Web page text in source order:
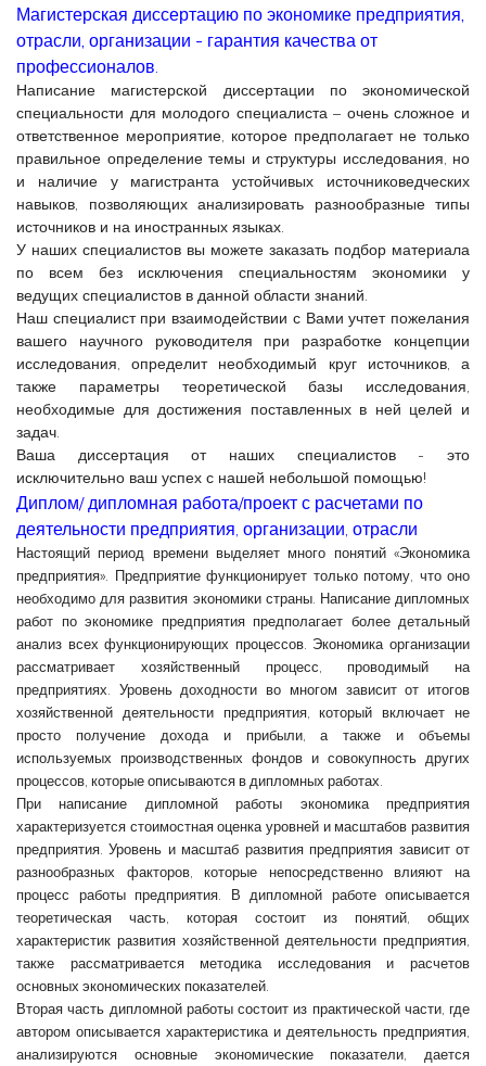
Магистерская диссертацию по экономике предприятия,
отрасли, организации - гарантия качества от
профессионалов
Написание магистерской диссертации по экономической
специальности для молодого специалиста – очень сложное и
ответственное мероприятие, которое предполагает не только
правильное определение темы и структуры исследования, но
и наличие у магистранта устойчивых источниковедческих
навыков, позволяющих анализировать разнообразные типы
источников и на иностранных языках.
У наших специалистов вы можете заказать подбор материала
по всем без исключения специальностям экономики у
ведущих специалистов в данной области знаний.
Наш специалист при взаимодействии с Вами учтет пожелания
вашего научного руководителя при разработке концепции
исследования, определит необходимый круг источников, а
также параметры теоретической базы исследования,
необходимые для достижения поставленных в ней целей и
задач.
Ваша диссертация от наших специалистов - это
исключительно ваш успех с нашей небольшой помощью!
Диплом/ дипломная работа/проект с расчетами по
деятельности предприятия, организации, отрасли
Настоящий период времени выделяет много понятий «Экономика
предприятия». Предприятие функционирует только потому, что оно
необходимо для развития экономики страны. Написание дипломных
работ по экономике предприятия предполагает более детальный
анализ всех функционирующих процессов. Экономика организации
рассматривает хозяйственный процесс, проводимый на
предприятиях. Уровень доходности во многом зависит от итогов
хозяйственной деятельности предприятия, который включает не
просто получение дохода и прибыли, а также и объемы
используемых производственных фондов и совокупность других
процессов, которые описываются в дипломных работах.
При написание дипломной работы экономика предприятия
характеризуется стоимостная оценка уровней и масштабов развития
предприятия. Уровень и масштаб развития предприятия зависит от
разнообразных факторов, которые непосредственно влияют на
процесс работы предприятия. В дипломной работе описывается
теоретическая часть, которая состоит из понятий, общих
характеристик развития хозяйственной деятельности предприятия,
также рассматривается методика исследования и расчетов
основных экономических показателей.
Вторая часть дипломной работы состоит из практической части, где
автором описывается характеристика и деятельность предприятия,
анализируются основные экономические показатели, дается